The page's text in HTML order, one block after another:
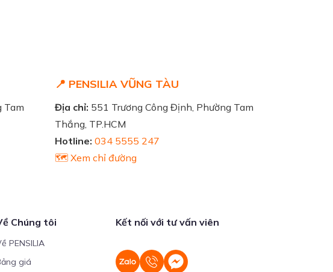
Tam
📍 PENSILIA VŨNG TÀU
Địa chỉ: 551 Trương Công Định, Phường Tam
Thắng, TP.HCM
Hotline: 034 5555 247
🗺️ Xem chỉ đường
Chúng tôi
PENSILIA
giá
Kết nối với tư vấn viên